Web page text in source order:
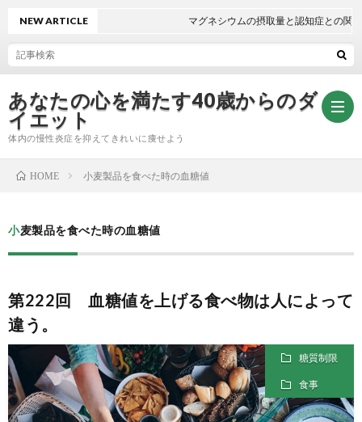
あなたの心を満たす40歳からのダ
イエット
体内の慢性炎症を抑えてきれいに痩せよう
マ
を
NEW ARTICLE マグネシウムの摂取量と認知症との関係
HOME 小麦製品を食べた時の血糖値
小麦製品を食べた時の血糖値
第222回 血糖値を上げる食べ物は人によって
違う。
糖質制限
食事